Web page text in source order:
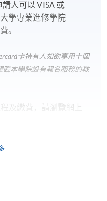
人可以 VISA 或
學專業進修學院
。
卡持有人如欲享用十個
本學院設有報名服務的教
及繳費，請瀏覽網上